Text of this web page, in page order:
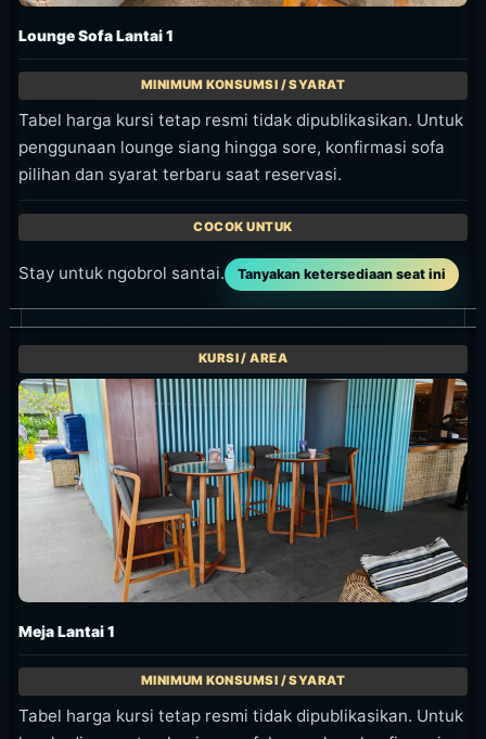
Lounge Sofa Lantai 1
Tabel harga kursi tetap resmi tidak dipublikasikan. Untuk
penggunaan lounge siang hingga sore, konfirmasi sofa
pilihan dan syarat terbaru saat reservasi.
Stay untuk ngobrol santai. Tanyakan ketersediaan seat ini
Meja Lantai 1
Tabel harga kursi tetap resmi tidak dipublikasikan. Untuk